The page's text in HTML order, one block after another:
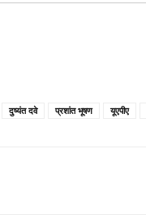
दुष्यंत दवे प्रशांत भूषण यूएपीए